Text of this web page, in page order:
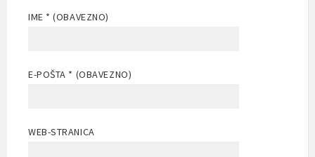
IME * (OBAVEZNO)
E-POŠTA * (OBAVEZNO)
WEB-STRANICA